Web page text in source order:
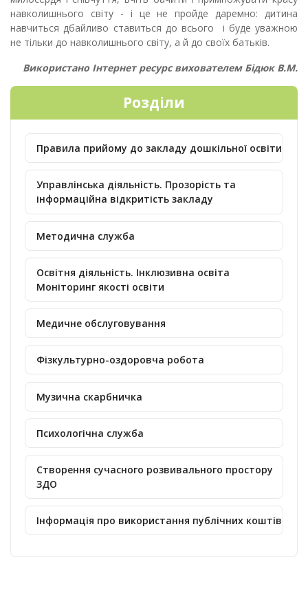
навколишнього світу - і це не пройде даремно: дитина
навчиться дбайливо ставиться до всього
і буде уважною
не тільки до навколишнього світу, а й до своїх батьків.
Використано Інтернет ресурс вихователем Бідюк В.М.
Розділи
Правила прийому до закладу дошкільної освіти
Управлінська діяльність. Прозорість та
інформаційна відкритість закладу
Методична служба
Освітня діяльність. Інклюзивна освіта
Моніторинг якості освіти
Медичне обслуговування
Фізкультурно-оздоровча робота
Музична скарбничка
Психологічна служба
Створення сучасного розвивального простору
ЗДО
Інформація про використання публічних коштів